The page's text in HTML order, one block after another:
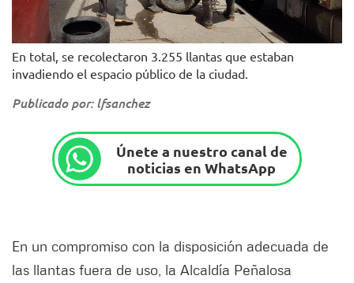
En total, se recolectaron 3.255 llantas que estaban
invadiendo el espacio público de la ciudad.
Publicado por: lfsanchez
Únete a nuestro canal de
noticias en WhatsApp
En un compromiso con la disposición adecuada de
las llantas fuera de uso, la Alcaldía Peñalosa